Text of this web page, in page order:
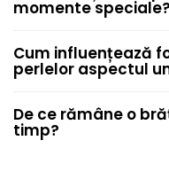
momente speciale?
Cum influențează
perlelor aspectul
De ce rămâne o
timp?